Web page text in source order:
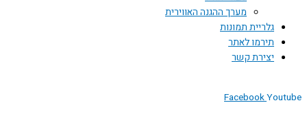
מערך ההגנה האווירית
גלריית תמונות
תירמו לאתר
יצירת קשר
FacebookYoutube